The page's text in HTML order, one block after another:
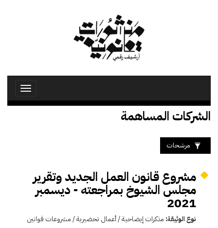
Toggle
الشركات المساهمة
مرشحات
مشروع قانون العمل الجديد وتقرير
مجلس الشيوخ بمراجعته - ديسمبر
2021
نوع الوثيقة: مذكرات إيضاحية / أعمال تحضيرية / مشروعات قوانين